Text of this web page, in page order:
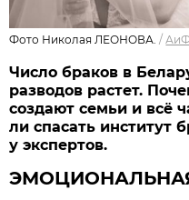
Фото Николая ЛЕОНОВА. /
Число браков в
разводов растет.
создают семьи и всё
ли спасать институт
у экспертов.